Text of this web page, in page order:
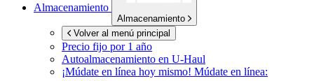
Almacenamiento
Almacenamiento
Volver al menú principal
Precio fijo por 1 año
Autoalmacenamiento en U-Haul
¡Múdate en línea hoy mismo! Múdate en línea: